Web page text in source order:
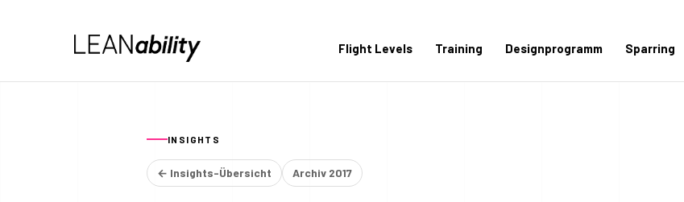
Flight Levels Training Designprogramm Sparring
INSIGHTS
← Insights-Übersicht Archiv 2017